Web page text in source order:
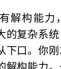
解构能力
的复杂系
下口。你
解构能力